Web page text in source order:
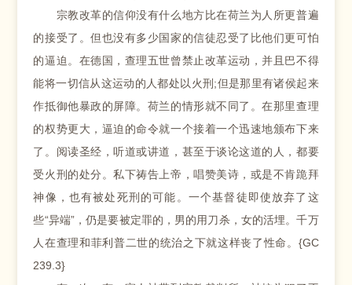
宗教改革的信仰没有什么地方比在荷兰为人所更普遍
的接受了。但也没有多少国家的信徒忍受了比他们更可怕
的逼迫。在德国，查理五世曾禁止改革运动，并且巴不得
能将一切信从这运动的人都处以火刑;但是那里有诸侯起来
作抵御他暴政的屏障。荷兰的情形就不同了。在那里查理
的权势更大，逼迫的命令就一个接着一个迅速地颁布下来
了。阅读圣经，听道或讲道，甚至于谈论这道的人，都要
受火刑的处分。私下祷告上帝，唱赞美诗，或是不肯跪拜
神像，也有被处死刑的可能。一个基督徒即使放弃了这
些“异端”，仍是要被定罪的，男的用刀杀，女的活埋。千万
人在查理和菲利普二世的统治之下就这样丧了性命。{GC
239.3}